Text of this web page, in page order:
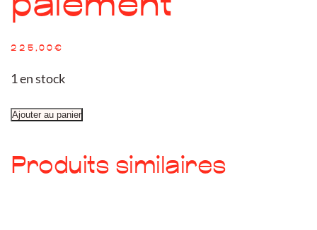
225,00 €
1 en stock
quantité
Paiement
9
Ajouter au panier
Produits similaires